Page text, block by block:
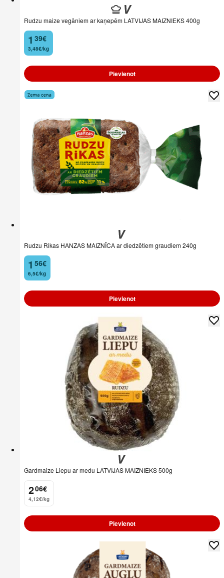
Rudzu maize vegāniem ar kaņepēm LATVIJAS MAIZNIEKS 400g
1
. 39€
3,48€/kg
Pievienot
Rudzu Rikas HANZAS MAIZNĪCA ar diedzētiem graudiem 240g
1
. 56€
6,5€/kg
Pievienot
Gardmaize Liepu ar medu LATVIJAS MAIZNIEKS 500g
2
. 06€
4,12€/kg
Pievienot